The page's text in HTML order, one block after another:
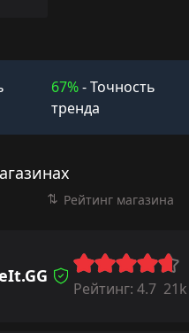
67%- Точность
тренда
Рейтинг магазина
Рейтинг: 4.7